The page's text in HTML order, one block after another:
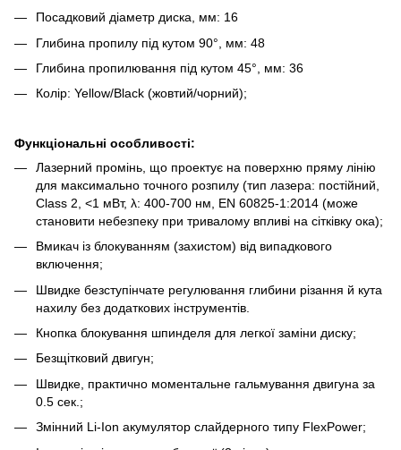
Посадковий діаметр диска, мм: 16
Глибина пропилу під кутом 90°, мм: 48
Глибина пропилювання під кутом 45°, мм: 36
Колір: Yellow/Black (жовтий/чорний);
Функціональні особливості:
Лазерний промінь, що проектує на поверхню пряму лінію
для максимально точного розпилу (тип лазера: постійний,
Class 2, <1 мВт, λ: 400-700 нм, EN 60825-1:2014 (може
становити небезпеку при тривалому впливі на сітківку ока);
Вмикач із блокуванням (захистом) від випадкового
включення;
Швидке безступінчате регулювання глибини різання й кута
нахилу без додаткових інструментів.
Кнопка блокування шпинделя для легкої заміни диску;
Безщітковий двигун;
Швидке, практично моментальне гальмування двигуна за
0.5 сек.;
Змінний Li-Ion акумулятор слайдерного типу FlexPower;